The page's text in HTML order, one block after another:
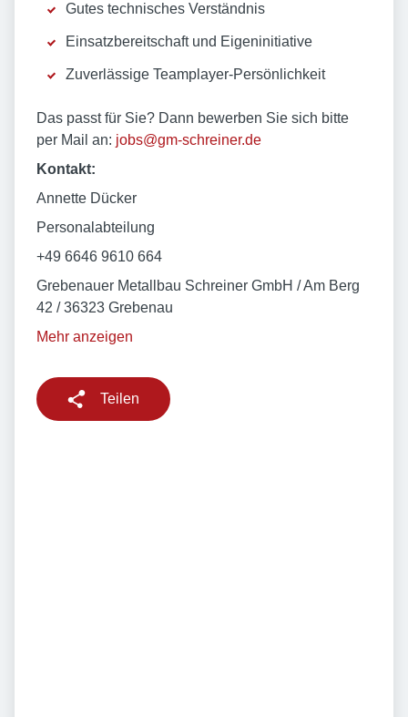
Gutes technisches Verständnis
Einsatzbereitschaft und Eigeninitiative
Zuverlässige Teamplayer-Persönlichkeit
Das passt für Sie? Dann bewerben Sie sich bitte
per Mail an: jobs@gm-schreiner.de
Kontakt:
Annette Dücker
Personalabteilung
+49 6646 9610 664
Grebenauer Metallbau Schreiner GmbH / Am Berg
42 / 36323 Grebenau
Mehr anzeigen
Teilen